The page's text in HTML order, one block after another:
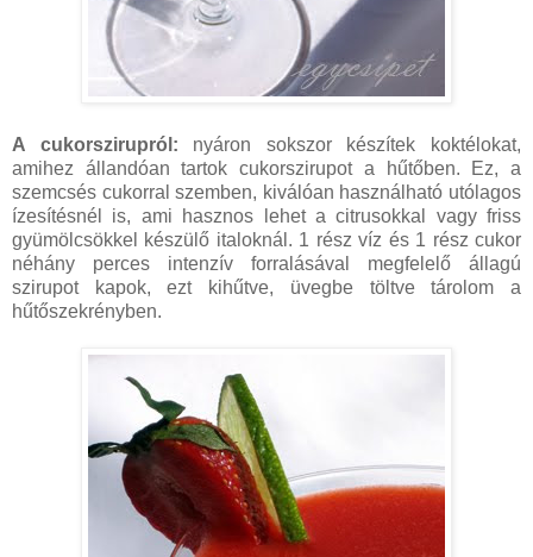
A cukorszirupról: nyáron sokszor készítek koktélokat,
amihez állandóan tartok cukorszirupot a hűtőben. Ez, a
szemcsés cukorral szemben, kiválóan használható utólagos
ízesítésnél is, ami hasznos lehet a citrusokkal vagy friss
gyümölcsökkel készülő italoknál. 1 rész víz és 1 rész cukor
néhány perces intenzív forralásával megfelelő állagú
szirupot kapok, ezt kihűtve, üvegbe töltve tárolom a
hűtőszekrényben.